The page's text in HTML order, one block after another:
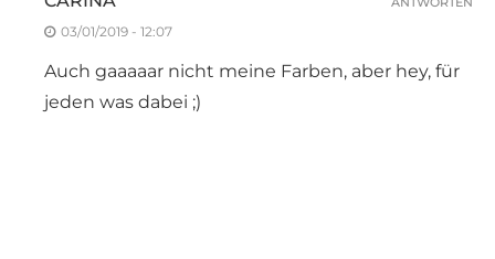
03/01/2019 - 12:07
Auch gaaaaar nicht meine Farben, aber hey, für
jeden was dabei ;)